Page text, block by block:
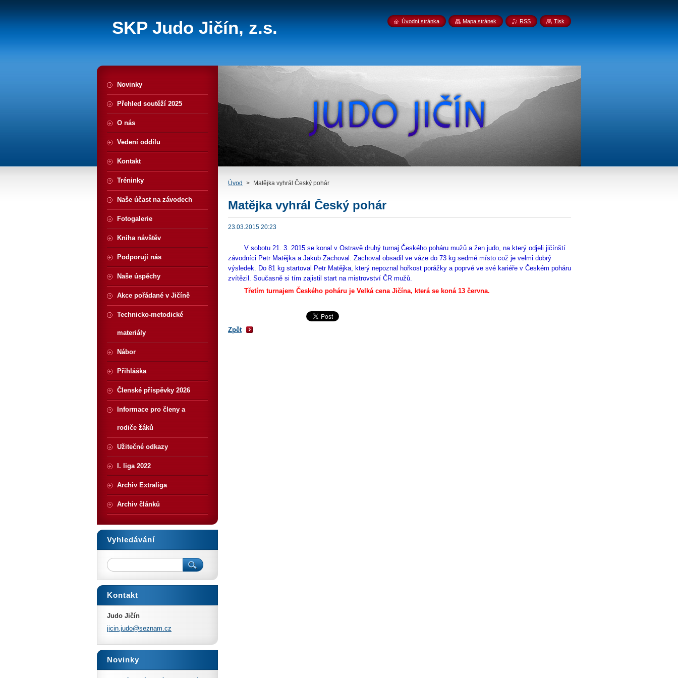
SKP Judo Jičín, z.s.
Úvod > Matějka vyhrál Český pohár
Matějka vyhrál Český pohár
23.03.2015 20:23
V sobotu 21. 3. 2015 se konal v Ostravě druhý turnaj Českého poháru mužů a žen judo, na který odjeli jičínští
závodníci Petr Matějka a Jakub Zachoval. Zachoval obsadil ve váze do 73 kg sedmé místo což je velmi dobrý
výsledek. Do 81 kg startoval Petr Matějka, který nepoznal hořkost porážky a poprvé ve své kariéře v Českém poháru
zvítězil. Současně si tím zajistil start na mistrovství ČR mužů.
Třetím turnajem Českého poháru je Velká cena Jičína, která se koná 13 června.
Zpět
Novinky
Přehled soutěží 2025
O nás
Vedení oddílu
Kontakt
Tréninky
Naše účast na závodech
Fotogalerie
Kniha návštěv
Podporují nás
Naše úspěchy
Akce pořádané v Jičíně
Technicko-metodické
materiály
Nábor
Přihláška
Členské příspěvky 2026
Informace pro členy a
rodiče žáků
Užitečné odkazy
I. liga 2022
Archiv Extraliga
Archiv článků
Vyhledávání
Kontakt
Judo Jičín
jicin.judo@seznam.cz
Novinky
Úvodní stránka Mapa stránek RSS Tisk